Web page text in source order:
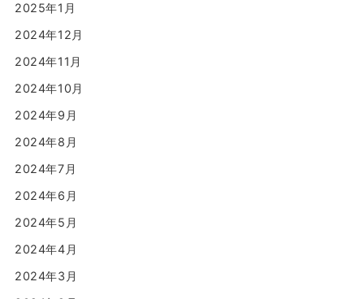
2025年1月
2024年12月
2024年11月
2024年10月
2024年9月
2024年8月
2024年7月
2024年6月
2024年5月
2024年4月
2024年3月